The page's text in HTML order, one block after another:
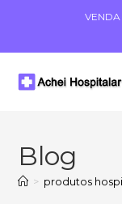
Blog
> produtos